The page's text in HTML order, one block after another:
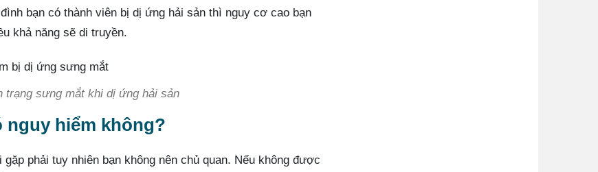
bạn có thành viên bị dị ứng hải sản thì nguy cơ cao bạn
khả năng sẽ di truyền.
trạng sưng mắt khi dị ứng hải sản
nguy hiểm không?
phải tuy nhiên bạn không nên chủ quan. Nếu không được